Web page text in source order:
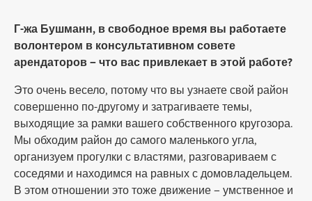
Г-жа Бушманн, в свободное время вы работаете
волонтером в консультативном совете
арендаторов – что вас привлекает в этой работе?
Это очень весело, потому что вы узнаете свой район
совершенно по-другому и затрагиваете темы,
выходящие за рамки вашего собственного кругозора.
Мы обходим район до самого маленького угла,
организуем прогулки с властями, разговариваем с
соседями и находимся на равных с домовладельцем.
В этом отношении это тоже движение – умственное и